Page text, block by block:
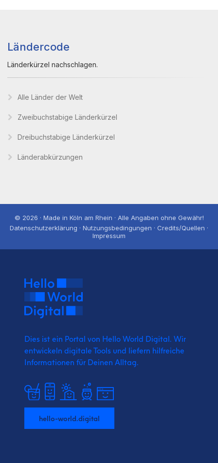
Ländercode
Länderkürzel nachschlagen.
Alle Länder der Welt
Zweibuchstabige Länderkürzel
Dreibuchstabige Länderkürzel
Länderabkürzungen
© 2026 · Made in Köln am Rhein · Alle Angaben ohne Gewähr!
Datenschutzerklärung · Nutzungsbedingungen · Credits/Quellen ·
Impressum
Dies ist ein Portal von Hello World Digital. Wir
entwickeln digitale Tools und liefern hilfreiche
Informationen für Deinen Alltag.
hello-world.digital